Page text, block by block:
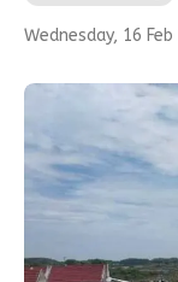
Wednesday, 16